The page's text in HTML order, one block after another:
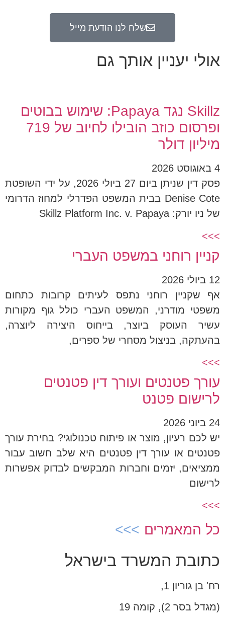
שלח לנו הודעת מייל
אולי יעניין אותך גם
Skillz נגד Papaya: שימוש בבוטים
ופרסום כוזב הובילו לחיוב של 719
מיליון דולר
4 באוגוסט 2026
פסק דין שניתן ביום 27 ביולי 2026, על ידי השופטת
Denise Cote בבית המשפט הפדרלי למחוז הדרומי
של ניו יורק: Skillz Platform Inc. v. Papaya
>>>
קניין רוחני במשפט העברי
12 ביולי 2026
אף שקניין רוחני נתפס לעיתים קרובות כתחום
משפטי מודרני, המשפט העברי כולל גוף מקורות
עשיר העוסק ביוצר, בייחוס היצירה ליוצרה,
בהעתקה, בניצול מסחרי של ספרים,
>>>
עורך פטנטים ועורך דין פטנטים
לרישום פטנט
24 ביוני 2026
יש לכם רעיון, מוצר או פיתוח טכנולוגי? בחירת עורך
פטנטים או עורך דין פטנטים היא שלב חשוב עבור
ממציאים, יזמים וחברות המבקשים לבדוק אפשרות
לרישום
>>>
כל המאמרים
כתובת המשרד בישראל
רח' בן גוריון 1,
(מגדל בסר 2), קומה 19